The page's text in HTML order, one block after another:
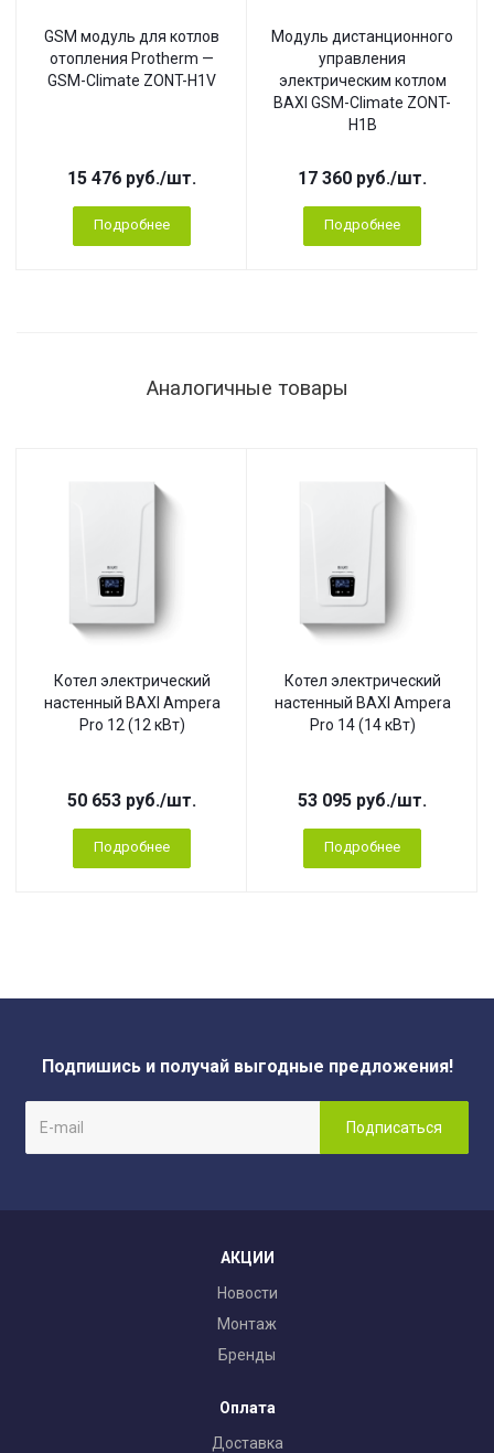
GSM модуль для котлов
отопления Protherm —
GSM-Climate ZONT-H1V
15 476 руб./шт.
Подробнее
Модуль дистанционного
управления
электрическим котлом
BAXI GSM-Climate ZONT-
H1B
17 360 руб./шт.
Подробнее
Аналогичные товары
Котел электрический
настенный BAXI Ampera
Pro 12 (12 кВт)
50 653 руб./шт.
Подробнее
Котел электрический
настенный BAXI Ampera
Pro 14 (14 кВт)
53 095 руб./шт.
Подробнее
Подпишись и получай выгодные предложения!
АКЦИИ
Новости
Монтаж
Бренды
Оплата
Доставка